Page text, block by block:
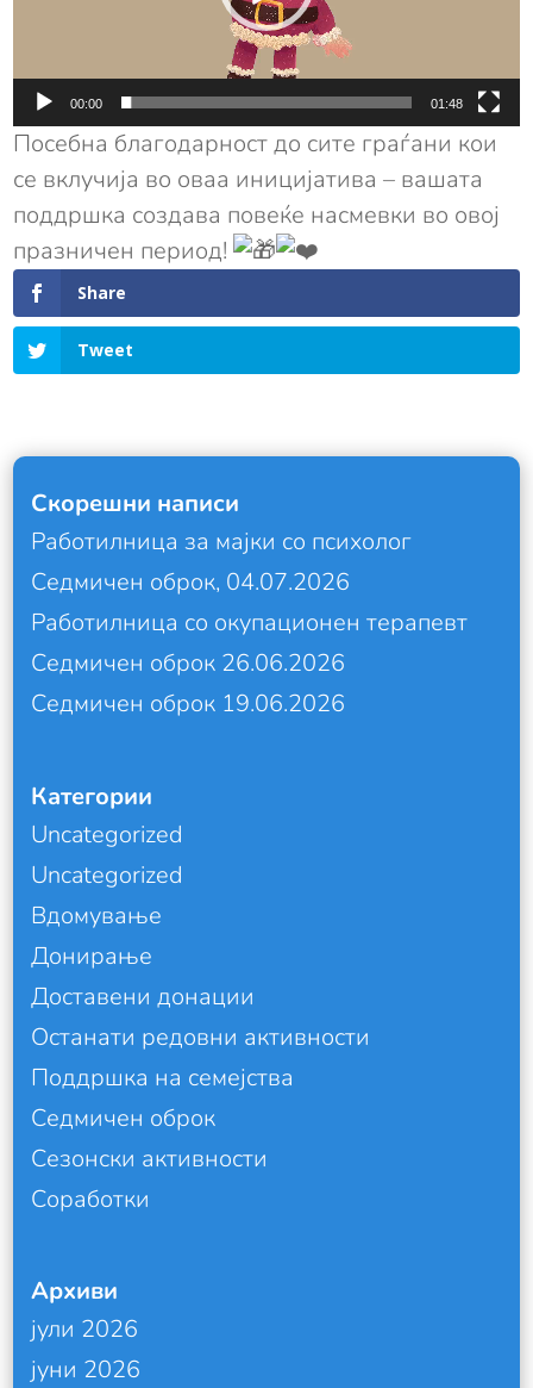
00:00 01:48
Посебна благодарност до сите граѓани кои
се вклучија во оваа иницијатива – вашата
поддршка создава повеќе насмевки во овој
празничен период!
Share
Tweet
Скорешни написи
Работилница за мајки со психолог
Седмичен оброк, 04.07.2026
Работилница со окупационен терапевт
Седмичен оброк 26.06.2026
Седмичен оброк 19.06.2026
Категории
Uncategorized
Uncategorized
Вдомување
Донирање
Доставени донации
Останати редовни активности
Поддршка на семејства
Седмичен оброк
Сезонски активности
Соработки
Архиви
јули 2026
јуни 2026